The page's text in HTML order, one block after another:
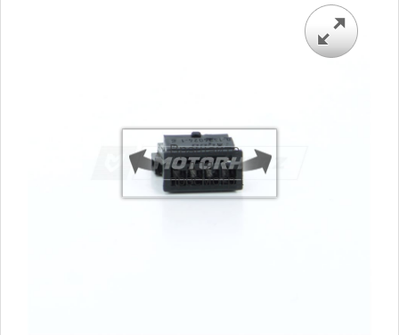
Вращайте
для
просмотра